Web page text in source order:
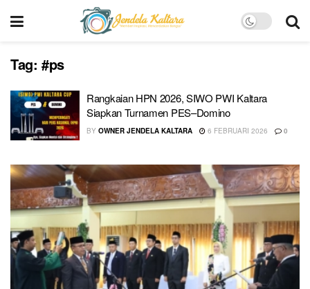
Tag: #ps
Rangkaian HPN 2026, SIWO PWI Kaltara
Siapkan Turnamen PES–Domino
BY OWNER JENDELA KALTARA 6 FEBRUARI 2026 0